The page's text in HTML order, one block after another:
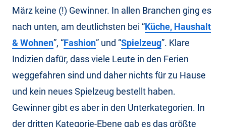
März keine (!) Gewinner. In allen Branchen ging es
nach unten, am deutlichsten bei “Küche, Haushalt
& Wohnen”, “Fashion” und “Spielzeug”. Klare
Indizien dafür, dass viele Leute in den Ferien
weggefahren sind und daher nichts für zu Hause
und kein neues Spielzeug bestellt haben.
Gewinner gibt es aber in den Unterkategorien. In
der dritten Kategorie-Ebene gab es das größte